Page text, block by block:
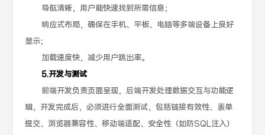
导航清晰，用户能快速找到所需信息；
响应式布局，确保在手机、平板、电脑等多端设备上良好
显示；
加载速度快，减少用户跳出率。
5.开发与测试
前端开发负责页面呈现，后端开发处理数据交互与功能逻
辑，开发完成后，必须进行全面测试，包括链接有效性、表单
提交、浏览器兼容性、移动端适配、安全性（如防SQL注入）